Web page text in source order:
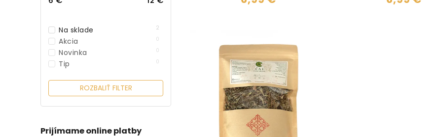
Na sklade 2
Akcia 0
Novinka 0
Tip 0
ROZBALIŤ FILTER
Prijímame online platby